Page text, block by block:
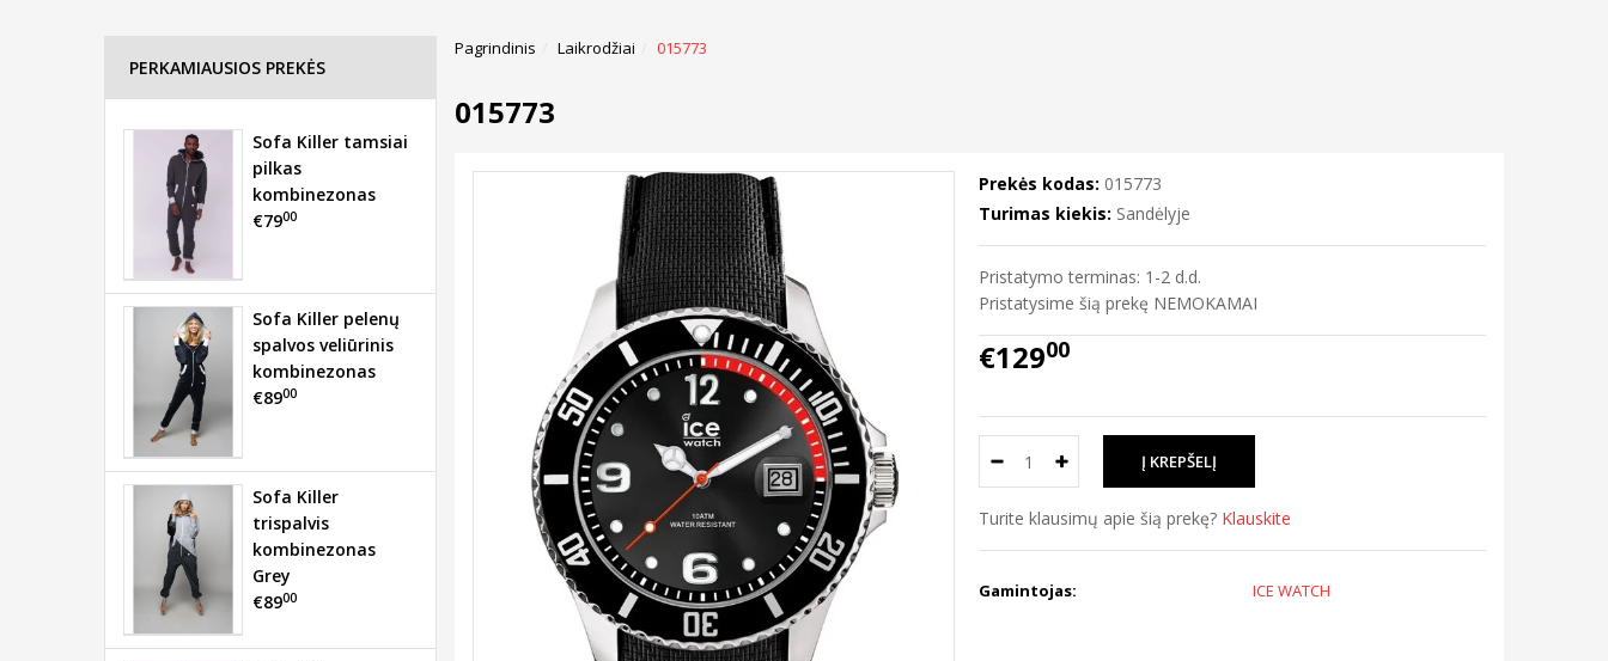
Pagrindinis Laikrodžiai 015773
015773
Prekės kodas: 015773
Turimas kiekis: Sandėlyje
Pristatymo terminas: 1-2 d.d.
Pristatysime šią prekę NEMOKAMAI
€12900
Turite klausimų apie šią prekę? Klauskite
Gamintojas: ICE WATCH
PERKAMIAUSIOS PREKĖS
Sofa Killer tamsiai
pilkas
kombinezonas
€7900
Sofa Killer pelenų
spalvos veliūrinis
kombinezonas
€8900
Sofa Killer
trispalvis
kombinezonas
Grey
€8900